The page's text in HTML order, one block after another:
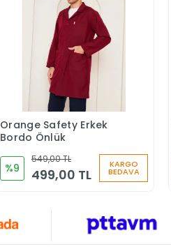
Sepete Ekle
Orange Safety Erkek
Bordo Önlük
%9
549,00 TL
499,00 TL
KARGO
BEDAVA